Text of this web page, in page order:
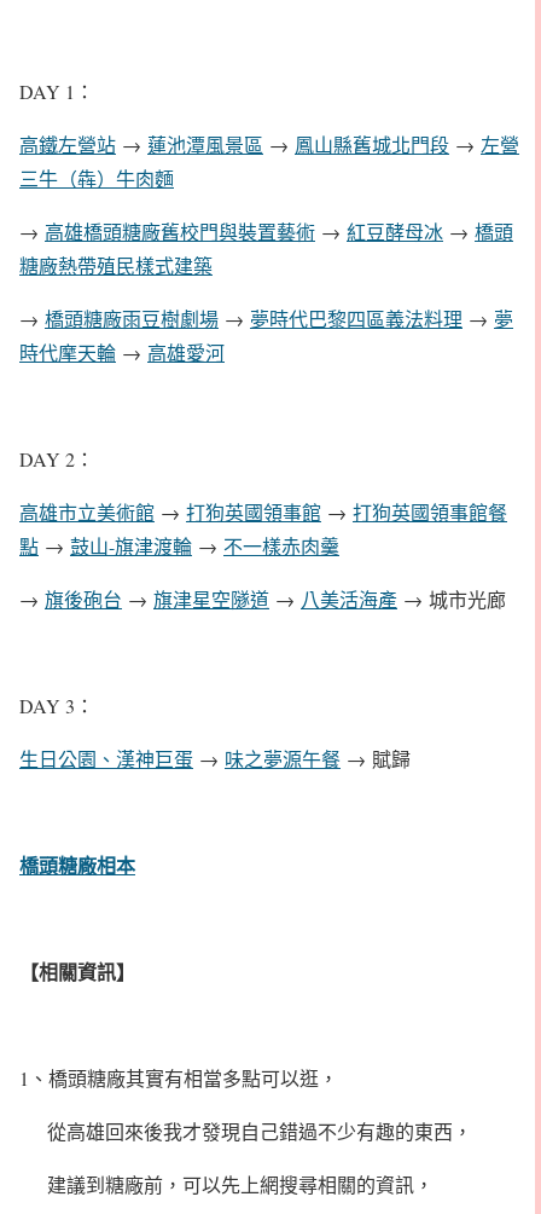
DAY 1：
高鐵左營站 → 蓮池潭風景區 → 鳳山縣舊城北門段 → 左營
三牛（犇）牛肉麵
→ 高雄橋頭糖廠舊校門與裝置藝術 → 紅豆酵母冰 → 橋頭
糖廠熱帶殖民樣式建築
→ 橋頭糖廠雨豆樹劇場 → 夢時代巴黎四區義法料理 → 夢
時代摩天輪 → 高雄愛河
DAY 2：
高雄市立美術館 → 打狗英國領事館 → 打狗英國領事館餐
點 → 鼓山-旗津渡輪 → 不一樣赤肉羹
→ 旗後砲台 → 旗津星空隧道 → 八美活海產 → 城市光廊
DAY 3：
生日公園、漢神巨蛋 → 味之夢源午餐 → 賦歸
橋頭糖廠相本
【相關資訊】
1、橋頭糖廠其實有相當多點可以逛，
從高雄回來後我才發現自己錯過不少有趣的東西，
建議到糖廠前，可以先上網搜尋相關的資訊，